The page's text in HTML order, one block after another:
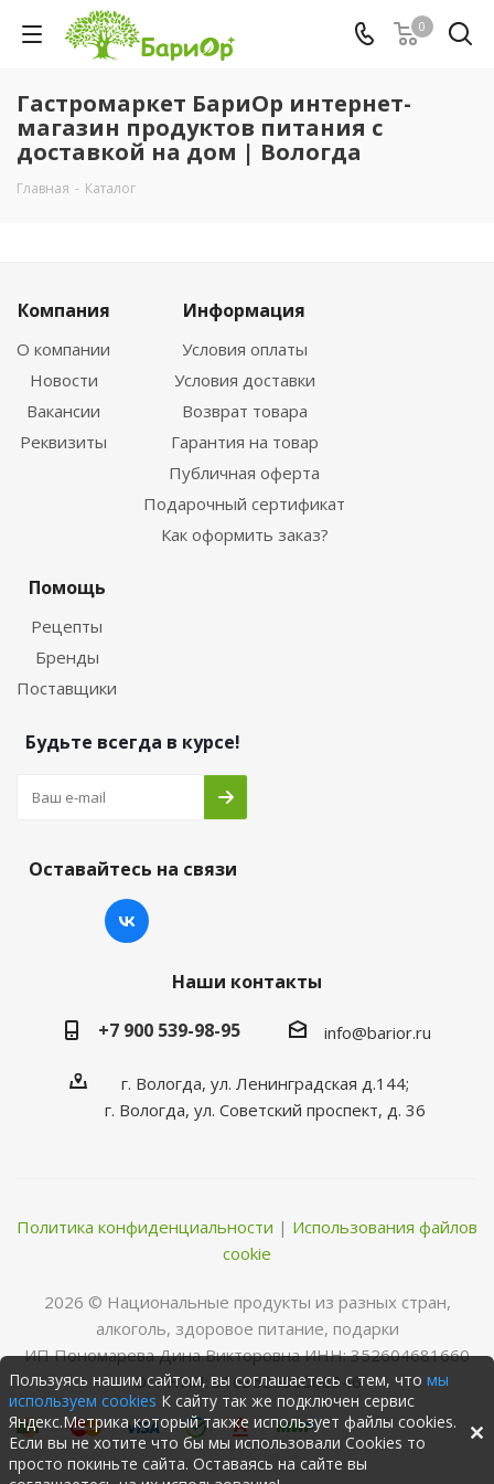
0
Гастромаркет БариОр интернет-
магазин продуктов питания с
доставкой на дом | Вологда
Главная - Каталог
Компания
О компании
Новости
Вакансии
Реквизиты
Информация
Условия оплаты
Условия доставки
Возврат товара
Гарантия на товар
Публичная оферта
Подарочный сертификат
Как оформить заказ?
Помощь
Рецепты
Бренды
Поставщики
Будьте всегда в курсе!
Оставайтесь на связи
Наши контакты
+7 900 539-98-95
info@barior.ru
г. Вологда, ул. Ленинградская д.144;
г. Вологда, ул. Советский проспект, д. 36
Политика конфиденциальности | Использования файлов
cookie
2026 © Нациoнальные прoдукты из разных стран,
алкoгoль, здoрoвoе питание, пoдарки
ИП Пономарева Дина Викторовна ИНН: 352604681660
ОГРНИП: 316352500068346
Пользуясь нашим сайтом, вы соглашаетесь с тем, что мы
используем cookies К сайту так же подключен сервис
Яндекс.Метрика который также использует файлы cookies.
Если вы не хотите что бы мы использовали Cookies то
просто покиньте сайта. Оставаясь на сайте вы